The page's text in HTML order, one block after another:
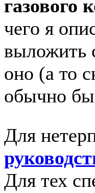
газового
чего я
выложить
оно (а то
обычно
Для
Для тех